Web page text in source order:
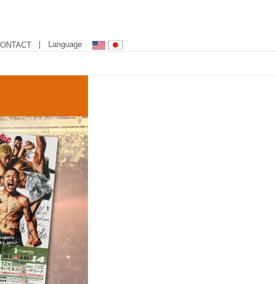
| Language